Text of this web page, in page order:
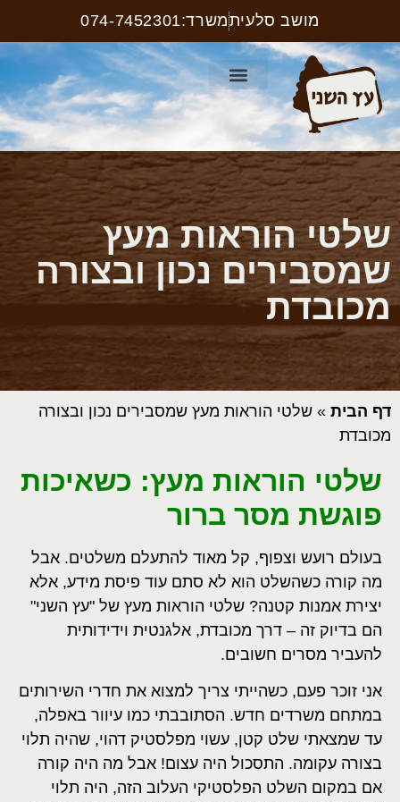
מושב סלעיתמשרד:074-7452301
שלטי הוראות מעץ
שמסבירים נכון ובצורה
מכובדת
דף הבית » שלטי הוראות מעץ שמסבירים נכון ובצורה
מכובדת
שלטי הוראות מעץ: כשאיכות
פוגשת מסר ברור
בעולם רועש וצפוף, קל מאוד להתעלם משלטים. אבל
מה קורה כשהשלט הוא לא סתם עוד פיסת מידע, אלא
יצירת אמנות קטנה? שלטי הוראות מעץ של "עץ השני"
הם בדיוק זה – דרך מכובדת, אלגנטית וידידותית
להעביר מסרים חשובים.
אני זוכר פעם, כשהייתי צריך למצוא את חדרי השירותים
במתחם משרדים חדש. הסתובבתי כמו עיוור באפלה,
עד שמצאתי שלט קטן, עשוי מפלסטיק דהוי, שהיה תלוי
בצורה עקומה. התסכול היה עצום! אבל מה היה קורה
אם במקום השלט הפלסטיקי העלוב הזה, היה תלוי